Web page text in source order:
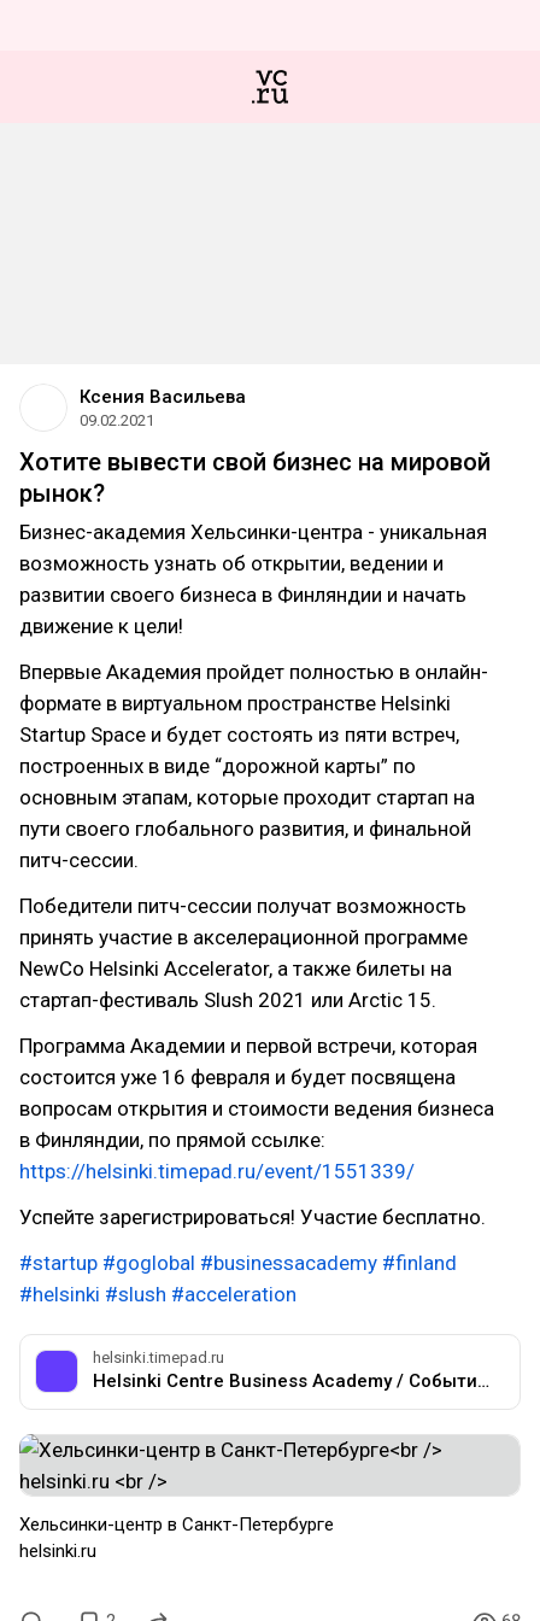
Ксения Васильева
09.02.2021
Хотите вывести свой бизнес на мировой
рынок?
Бизнес-академия Хельсинки-центра - уникальная
возможность узнать об открытии, ведении и
развитии своего бизнеса в Финляндии и начать
движение к цели!
Впервые Академия пройдет полностью в онлайн-
формате в виртуальном пространстве Helsinki
Startup Space и будет состоять из пяти встреч,
построенных в виде “дорожной карты” по
основным этапам, которые проходит стартап на
пути своего глобального развития, и финальной
питч-сессии.
Победители питч-сессии получат возможность
принять участие в акселерационной программе
NewCo Helsinki Accelerator, а также билеты на
стартап-фестиваль Slush 2021 или Arctic 15.
Программа Академии и первой встречи, которая
состоится уже 16 февраля и будет посвящена
вопросам открытия и стоимости ведения бизнеса
в Финляндии, по прямой ссылке:
https://helsinki.timepad.ru/event/1551339/
Успейте зарегистрироваться! Участие бесплатно.
#startup #goglobal #businessacademy #finland
#helsinki #slush #acceleration
helsinki.timepad.ru
Helsinki Centre Business Academy / События на TimePad.ru
Хельсинки-центр в Санкт-Петербурге
helsinki.ru